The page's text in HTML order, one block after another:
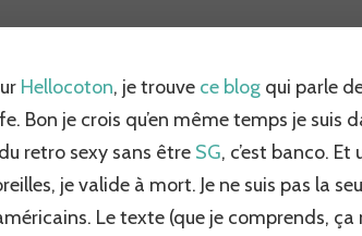
ça!!
Hellocoton, je trouve ce blog qui parle
Bon je crois qu’en même temps je suis
retro sexy sans être SG, c’est banco.
je valide à mort. Je ne suis pas la
Le texte (que je comprends,